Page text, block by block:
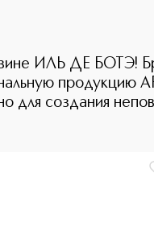
ИЛЬ ДЕ БОТЭ!
продукцию
для создания